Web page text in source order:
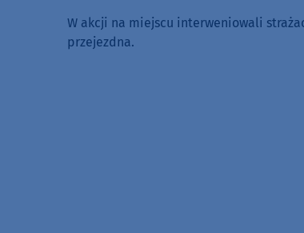
W akcji na miejscu interweniowali
przejezdna.